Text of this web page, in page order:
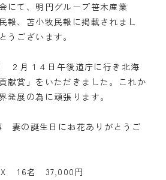
にて、明円グループ笹木産業
報、苫小牧民報に掲載されまし
うございます。
月１４日午後道庁に行き北海
献賞」をいただきました。これか
発展の為に頑張ります。
の誕生日にお花ありがとうご
Ｘ 16名 37,000円